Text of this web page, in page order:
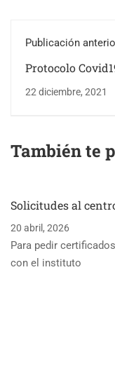
Publicación
Protocolo
22 diciembre, 2021
También te
Solicitudes al
20 abril, 2026
Para pedir
con el instituto